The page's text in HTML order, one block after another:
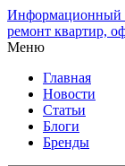
Информационный
ремонт квартир,
Меню
Главная
Новости
Статьи
Блоги
Бренды